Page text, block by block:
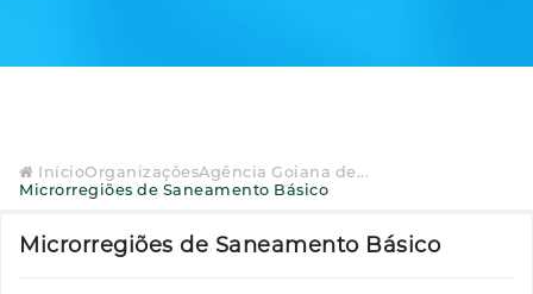
InícioOrganizaçõesAgência Goiana de...
Microrregiões de Saneamento Básico
Microrregiões de Saneamento Básico